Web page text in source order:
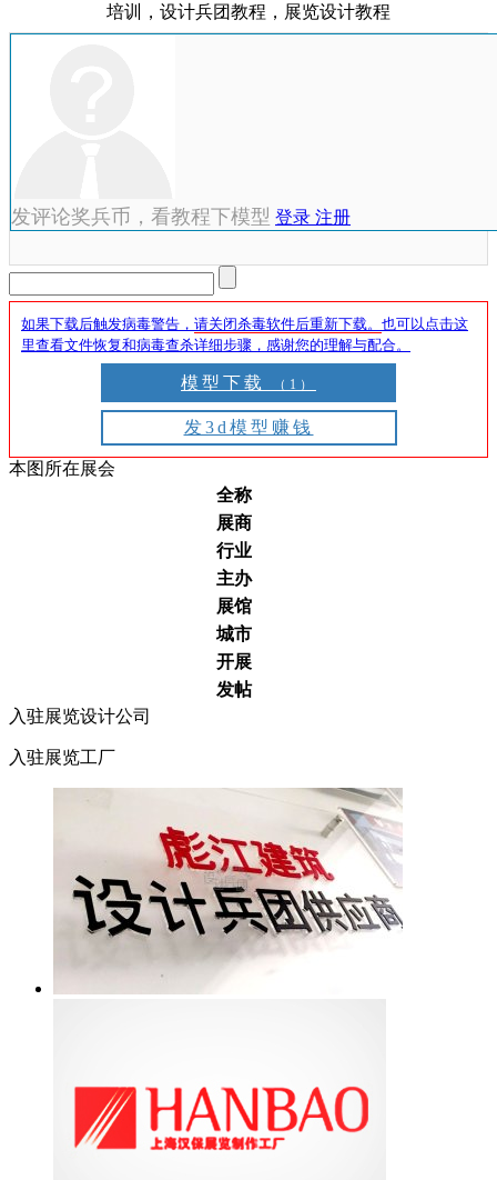
培训，设计兵团教程，展览设计教程
发评论奖兵币，看教程下模型 登录 注册
如果下载后触发病毒警告， 请关闭杀毒软件后重新下载。 也可以点击这
里查看文件恢复和病毒查杀详细步骤，感谢您的理解与配合。
模型下载 （1）
发3d模型赚钱
本图所在展会
全称
展商
行业
主办
展馆
城市
开展
发帖
入驻展览设计公司
入驻展览工厂